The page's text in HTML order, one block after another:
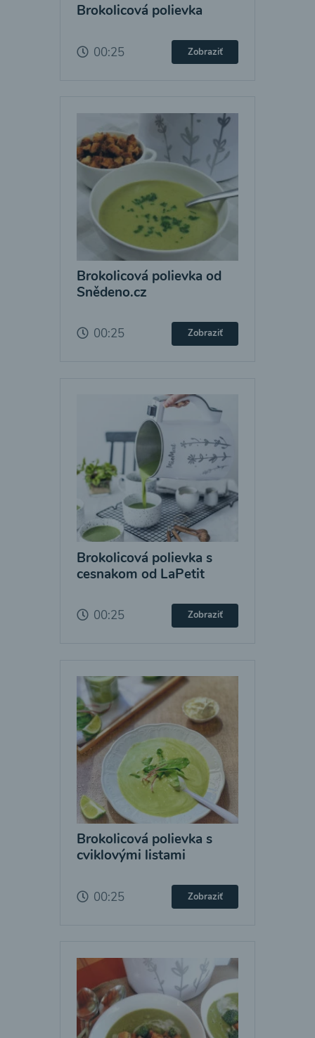
Brokolicová polievka
00:25 Zobraziť
Brokolicová polievka od
Snědeno.cz
00:25 Zobraziť
Brokolicová polievka s
cesnakom od LaPetit
00:25 Zobraziť
Brokolicová polievka s
cviklovými listami
00:25 Zobraziť